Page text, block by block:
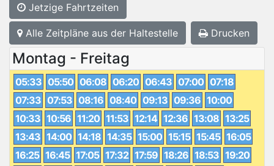
Jetzige Fahrtzeiten
Alle Zeitpläne aus der Haltestelle Drucken
Montag - Freitag
05:33 05:50 06:08 06:20 06:43 07:00 07:18
07:33 07:53 08:16 08:40 09:13 09:36 10:00
10:33 10:56 11:20 11:53 12:14 12:36 13:08 13:25
13:43 14:00 14:18 14:35 15:00 15:15 15:45 16:05
16:25 16:45 17:05 17:32 17:59 18:26 18:53 19:20